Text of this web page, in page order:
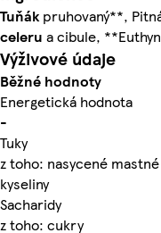
Tuňákpruhovaný**,
celeru a cibule,
Výživové údaje
Běžné hodnoty
Energetická hodnota
-
Tuky
z toho: nasycené mastné
kyseliny
Sacharidy
z toho: cukry